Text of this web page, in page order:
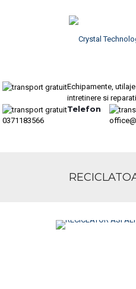
Echipamente,
intretinere si
Telefon
0371183566